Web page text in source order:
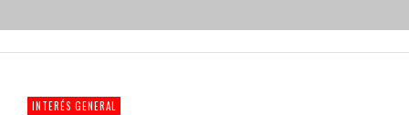
INTERÉS GENERAL